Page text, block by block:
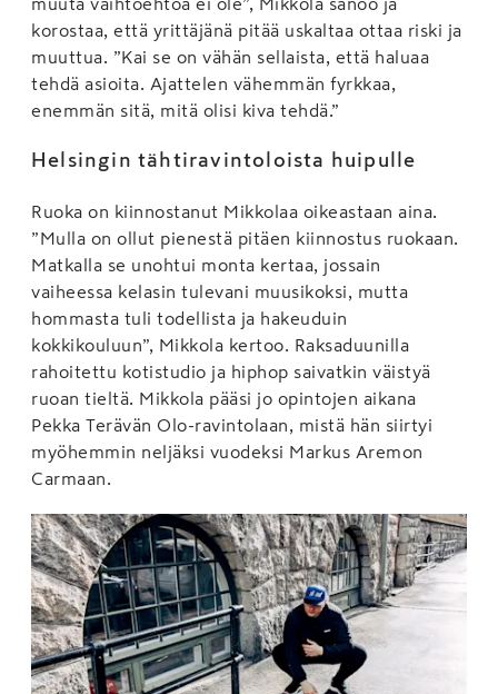
korostaa, että yrittäjänä pitää uskaltaa ottaa riski ja
muuttua. ”Kai se on vähän sellaista, että haluaa
tehdä asioita. Ajattelen vähemmän fyrkkaa,
enemmän sitä, mitä olisi kiva tehdä.”
Helsingin tähtiravintoloista huipulle
Ruoka on kiinnostanut Mikkolaa oikeastaan aina.
”Mulla on ollut pienestä pitäen kiinnostus ruokaan.
Matkalla se unohtui monta kertaa, jossain
vaiheessa kelasin tulevani muusikoksi, mutta
hommasta tuli todellista ja hakeuduin
kokkikouluun”, Mikkola kertoo. Raksaduunilla
rahoitettu kotistudio ja hiphop saivatkin väistyä
ruoan tieltä. Mikkola pääsi jo opintojen aikana
Pekka Terävän Olo-ravintolaan, mistä hän siirtyi
myöhemmin neljäksi vuodeksi Markus Aremon
Carmaan.